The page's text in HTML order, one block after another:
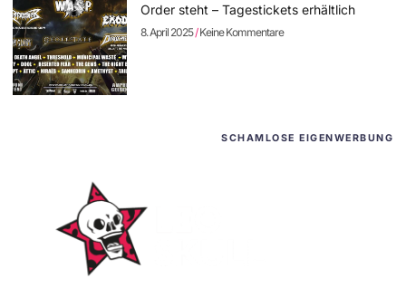
Order steht – Tagestickets erhältlich
8. April 2025 Keine Kommentare
SCHAMLOSE EIGENWERBUNG